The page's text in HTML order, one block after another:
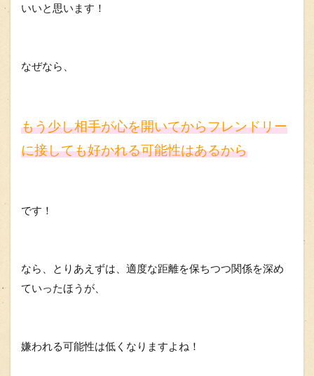
いいと思います！
なぜなら、
もう少し相手が心を開いてからフレンドリー
に接しても好かれる可能性はあるから
です！
なら、とりあえずは、適度な距離を保ちつつ関係を深め
ていったほうが、
嫌われる可能性は低くなりますよね！